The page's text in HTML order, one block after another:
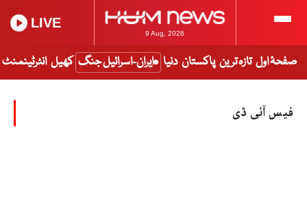
9 Aug, 2026
LIVE
صفحۂ اول تازہ ترین پاکستان دنیا ایران-اسرائیل جنگ کھیل انٹرٹینمنٹ
فیس آئی ڈی